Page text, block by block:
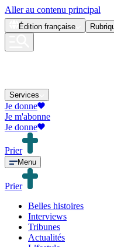
Aller au contenu principal
Édition française
Services
Je donne
Je m'abonne
Je donne
Prier
Menu
Prier
Belles histoires
Interviews
Tribunes
Actualités